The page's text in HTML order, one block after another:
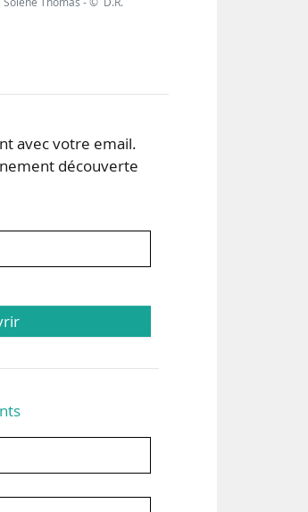
avec votre email.
découverte